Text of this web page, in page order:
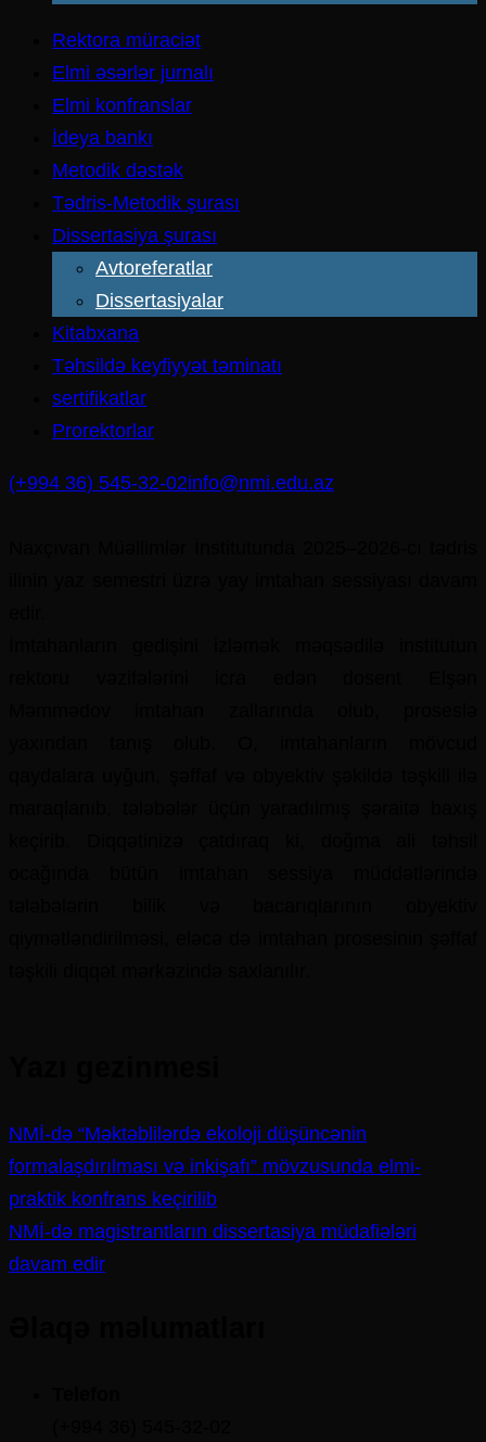
Rektora müraciət
Elmi əsərlər jurnalı
Elmi konfranslar
İdeya bankı
Metodik dəstək
Tədris-Metodik şurası
Dissertasiya şurası
Avtoreferatlar
Dissertasiyalar
Kitabxana
Təhsildə keyfiyyət təminatı
sertifikatlar
Prorektorlar
(+994 36) 545-32-02info@nmi.edu.az
NMİ-də “Məktəblilərdə ekoloji düşüncənin
formalaşdırılması və inkişafı” mövzusunda elmi-
praktik konfrans keçirilib
NMİ-də magistrantların dissertasiya müdafiələri
davam edir